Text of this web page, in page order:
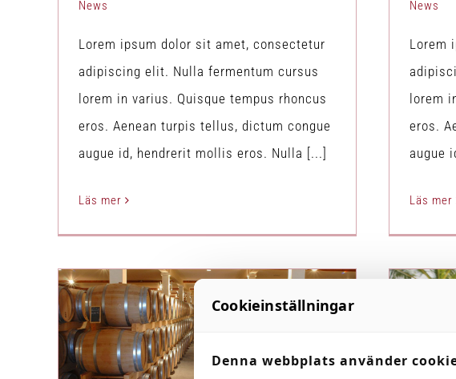
News
Lorem ipsum dolor sit amet, consectetur
adipiscing elit. Nulla fermentum cursus
lorem in varius. Quisque tempus rhoncus
eros. Aenean turpis tellus, dictum congue
augue id, hendrerit mollis eros. Nulla [...]
Läs mer
News
Lorem
lorem
eros.
augue
Läs mer
Our Next Craft Tour
Cookieinställningar
Denna webbplats använder